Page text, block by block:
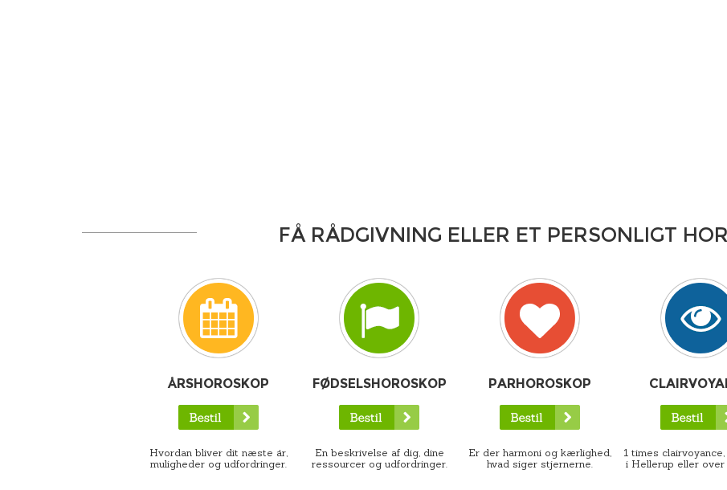
FÅ RÅDGIVNING ELLER ET PERSONLIGT
ÅRSHOROSKOP
Hvordan bliver dit næste år,
muligheder og udfordringer.
FØDSELSHOROSKOP
En beskrivelse af dig, dine
ressourcer og udfordringer.
PARHOROSKOP
Er der harmoni og kærlighed,
hvad siger stjernerne.
1 times
i Hellerup eller over